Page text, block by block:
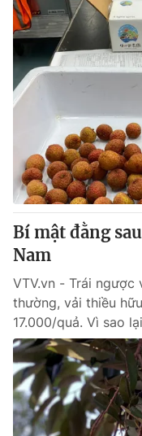
Bí mật đằng
Nam
VTV.vn - Trái
thường, vải thiều
17.000/quả. Vì sao